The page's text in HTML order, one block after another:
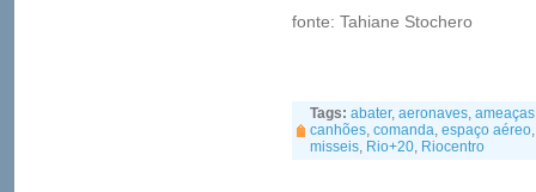
fonte: Tahiane Stochero
Tags: abater, aeronaves, ameaças
canhões, comanda, espaço aéreo
misseis, Rio+20, Riocentro